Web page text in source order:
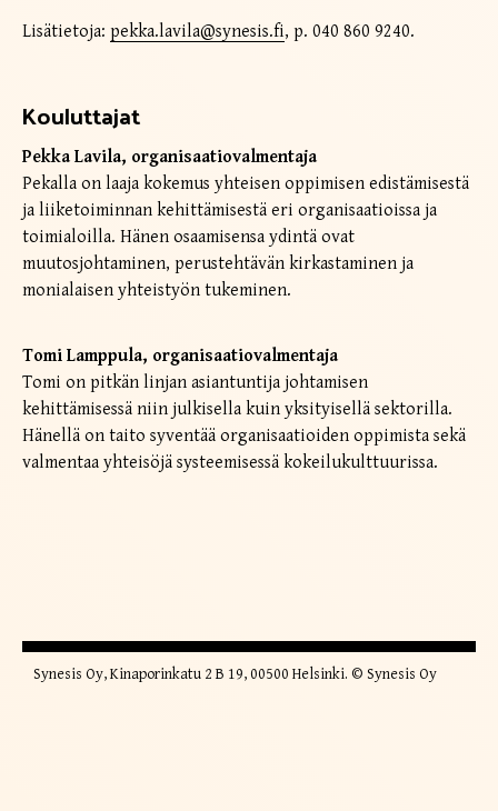
Lisätietoja: pekka.lavila@synesis.fi, p. 040 860 9240.
Kouluttajat
Pekka Lavila, organisaatiovalmentaja
Pekalla on laaja kokemus yhteisen oppimisen edistämisestä
ja liiketoiminnan kehittämisestä eri organisaatioissa ja
toimialoilla. Hänen osaamisensa ydintä ovat
muutosjohtaminen, perustehtävän kirkastaminen ja
monialaisen yhteistyön tukeminen.
Tomi Lamppula, organisaatiovalmentaja
Tomi on pitkän linjan asiantuntija johtamisen
kehittämisessä niin julkisella kuin yksityisellä sektorilla.
Hänellä on taito syventää organisaatioiden oppimista sekä
valmentaa yhteisöjä systeemisessä kokeilukulttuurissa.
Synesis Oy, Kinaporinkatu 2 B 19, 00500 Helsinki. © Synesis Oy